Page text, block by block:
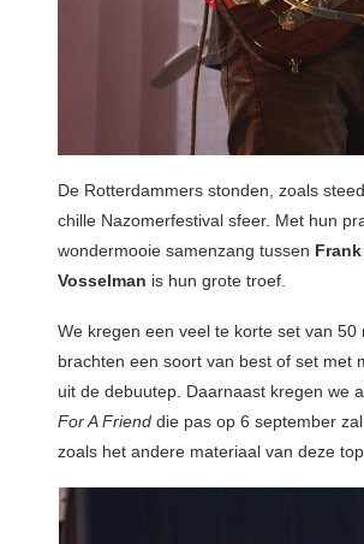
De Rotterdammers stonden, zoals
chille Nazomerfestival sfeer. Met hun
wondermooie samenzang tussen
Vosselman is hun grote troef.
We kregen een veel te korte set van
brachten een soort van best of set met
uit de debuutep. Daarnaast kregen we
For A Friend die pas op 6 september
zoals het andere materiaal van deze